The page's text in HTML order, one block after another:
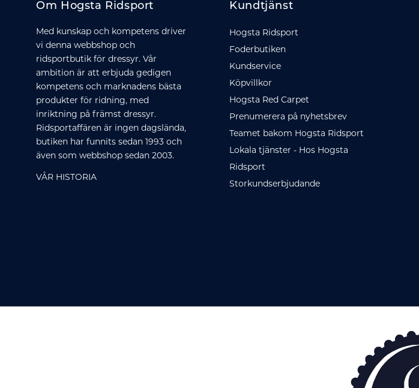
Om Hogsta Ridsport
Med kunskap och kompetens driver
vi denna webbshop och
ridsportbutik för dressyr. Vår
ambition är att erbjuda gedigen
kompetens och marknadens bästa
produkter för ridning, med
inriktning på främst dressyr.
Ridsportaffären är ingen dagslända,
butiken har funnits sedan 1993 och
även som webbshop sedan 2003.
VÅR HISTORIA
Kundtjänst
Hogsta Ridsport
Foderbutiken
Kundservice
Köpvillkor
Hogsta Red Carpet
Prenumerera på nyhetsbrev
Teamet bakom Hogsta Ridsport
Lokala tjänster - Hos Hogsta
Ridsport
Storkundserbjudande